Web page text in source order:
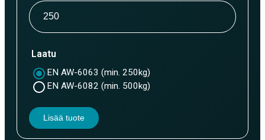
Laatu
EN AW-6063 (min. 250kg)
EN AW-6082 (min. 500kg)
Lisää tuote